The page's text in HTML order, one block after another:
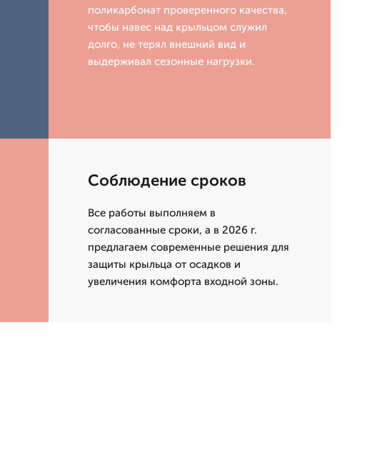
поликарбонат проверенного качества,
чтобы навес над крыльцом служил
долго, не терял внешний вид и
выдерживал сезонные нагрузки.
Соблюдение сроков
Все работы выполняем в
согласованные сроки, а в 2026 г.
предлагаем современные решения для
защиты крыльца от осадков и
увеличения комфорта входной зоны.